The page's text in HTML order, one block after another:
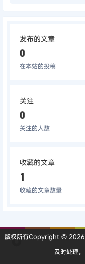
发布的文章
0
在本站的投稿
关注
0
关注的人数
收藏的文章
1
收藏的文章数量
版权所有Copyright © 2026
及时处理。